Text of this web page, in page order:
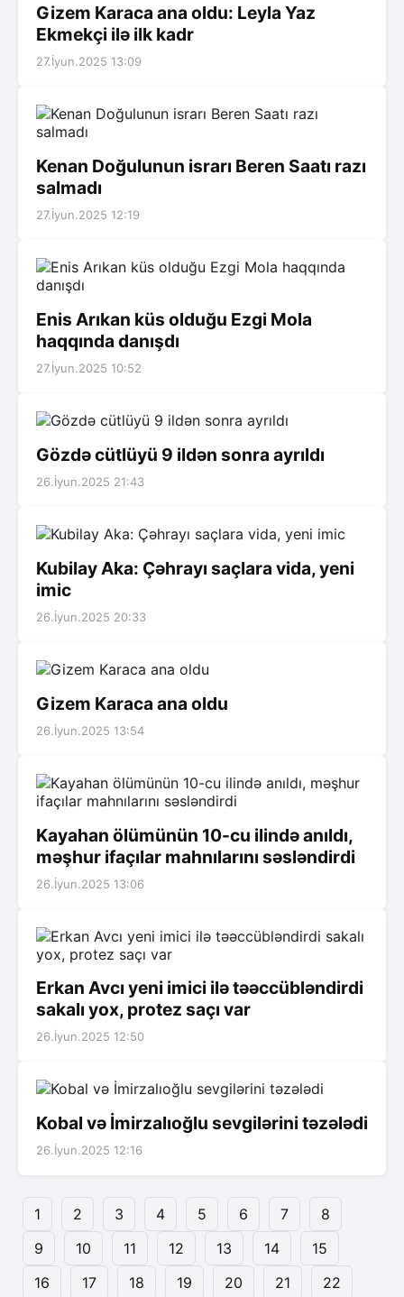
Gizem Karaca ana oldu: Leyla Yaz
Ekmekçi ilə ilk kadr
27.İyun.2025 13:09
Kenan Doğulunun israrı Beren Saatı razı
salmadı
27.İyun.2025 12:19
Enis Arıkan küs olduğu Ezgi Mola
haqqında danışdı
27.İyun.2025 10:52
Gözdə cütlüyü 9 ildən sonra ayrıldı
26.İyun.2025 21:43
Kubilay Aka: Çəhrayı saçlara vida, yeni
imic
26.İyun.2025 20:33
Gizem Karaca ana oldu
26.İyun.2025 13:54
Kayahan ölümünün 10-cu ilində anıldı,
məşhur ifaçılar mahnılarını səsləndirdi
26.İyun.2025 13:06
Erkan Avcı yeni imici ilə təəccübləndirdi
sakalı yox, protez saçı var
26.İyun.2025 12:50
Kobal və İmirzalıoğlu sevgilərini təzələdi
26.İyun.2025 12:16
1 2 3 4 5 6 7
8
9
10 11 12 13 14
15
16
17 18 19 20 21 22